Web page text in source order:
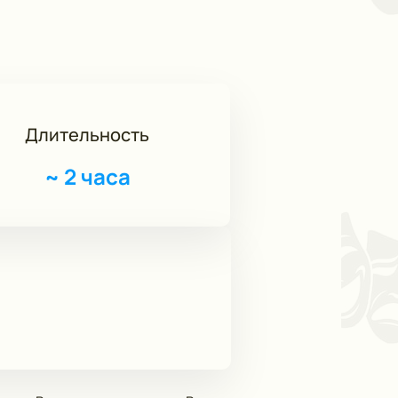
Длительность
~ 2 часа